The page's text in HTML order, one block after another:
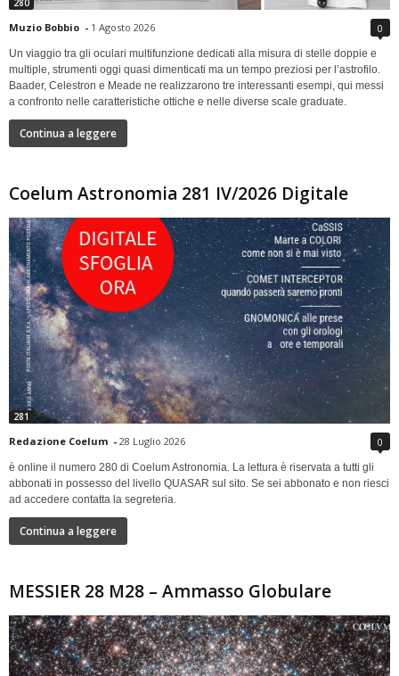
280
Muzio Bobbio - 1 Agosto 2026 0
Un viaggio tra gli oculari multifunzione dedicati alla misura di stelle doppie e
multiple, strumenti oggi quasi dimenticati ma un tempo preziosi per l’astrofilo.
Baader, Celestron e Meade ne realizzarono tre interessanti esempi, qui messi
a confronto nelle caratteristiche ottiche e nelle diverse scale graduate.
Continua a leggere
Coelum Astronomia 281 IV/2026 Digitale
281
Redazione Coelum - 28 Luglio 2026 0
è online il numero 280 di Coelum Astronomia. La lettura è riservata a tutti gli
abbonati in possesso del livello QUASAR sul sito. Se sei abbonato e non riesci
ad accedere contatta la segreteria.
Continua a leggere
MESSIER 28 M28 – Ammasso Globulare